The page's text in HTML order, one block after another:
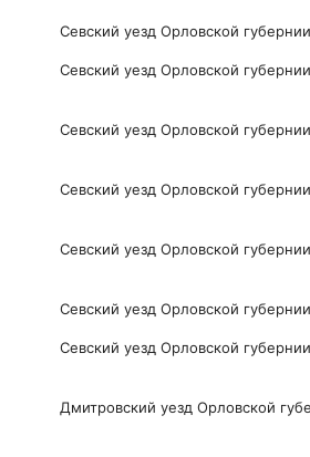
Севский уезд Орловской губернии
Севский уезд Орловской губернии
Севский уезд Орловской губернии
Севский уезд Орловской губернии
Севский уезд Орловской губернии
Севский уезд Орловской губернии
Севский уезд Орловской губернии
Дмитровский уезд Орловской